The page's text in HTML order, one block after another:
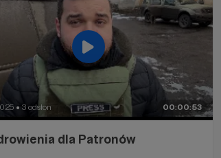
00:00:53
● 3 odsłon
dla Patronów